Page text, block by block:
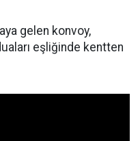
gelen konvoy,
eşliğinde kentten